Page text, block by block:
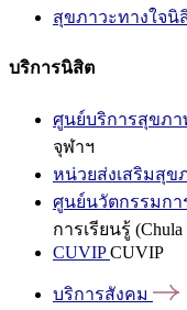
สุขภาวะทางใจนิ
บริการนิสิต
ศูนย์บริการสุขภา
จุฬาฯ
หน่วยส่งเสริมสุข
ศูนย์นวัตกรรมกา
การเรียนรู้
CUVIPCUVIP
บริการสังคม